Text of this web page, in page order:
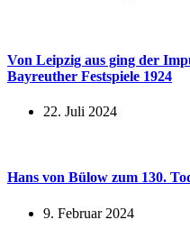
Von Leipzig aus ging der
Bayreuther Festspiele 1924
22. Juli 2024
Hans von Bülow zum 130.
9. Februar 2024